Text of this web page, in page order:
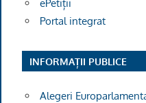
ePetiții
Portal integrat
INFORMAȚII PUBLICE
Alegeri